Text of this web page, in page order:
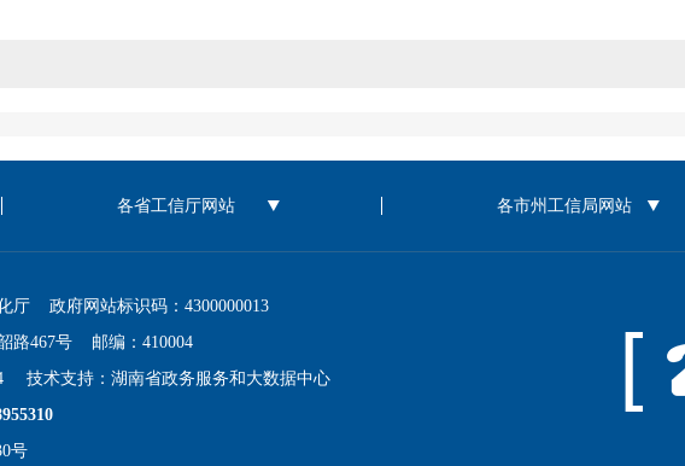
厅 政府网站标识码：4300000013
路467号 邮编：410004
技术支持：湖南省政务服务和大数据中心
号